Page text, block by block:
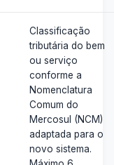
Classificação
tributária do bem
ou serviço
conforme a
Nomenclatura
Comum do
Mercosul (NCM)
adaptada para o
novo sistema.